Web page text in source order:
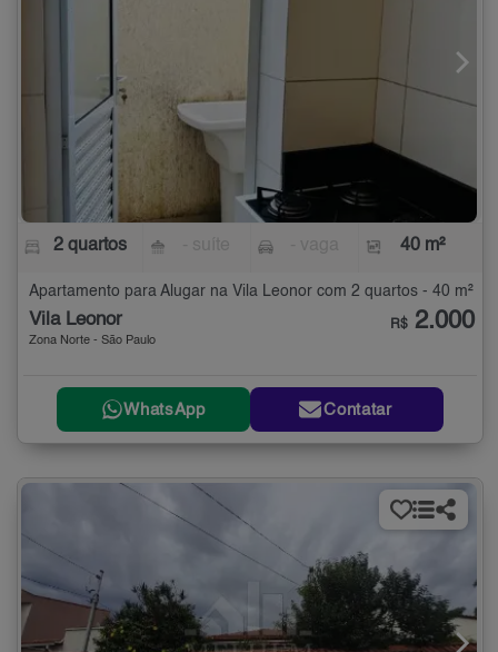
2 quartos 40 m²
Apartamento para Alugar na Vila Leonor com 2 quartos - 40 m²
Vila Leonor
Zona Norte - São Paulo
R$ 2.000
WhatsApp Contatar